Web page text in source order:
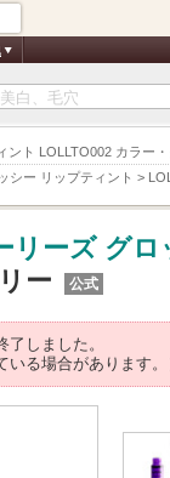
ト LOLLTO002 カラー
シー リップティント >
リーズ グ
ー
公式
しました。
いる場合があります。